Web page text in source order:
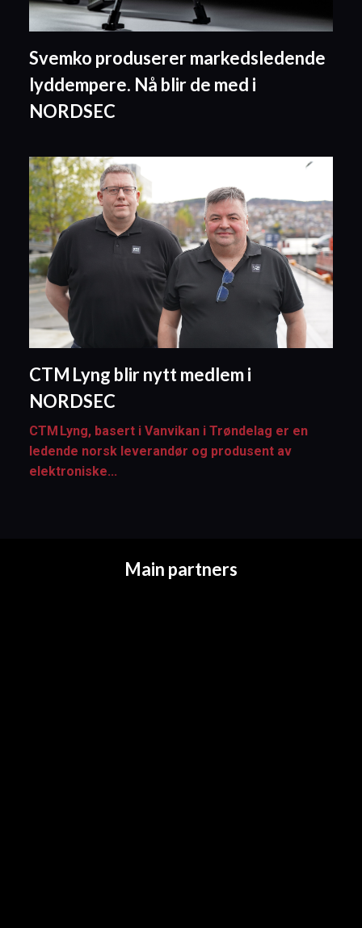
Svemko produserer markedsledende
lyddempere. Nå blir de med i
NORDSEC
CTM Lyng blir nytt medlem i
NORDSEC
CTM Lyng, basert i Vanvikan i Trøndelag er en
ledende norsk leverandør og produsent av
elektroniske...
Main partners